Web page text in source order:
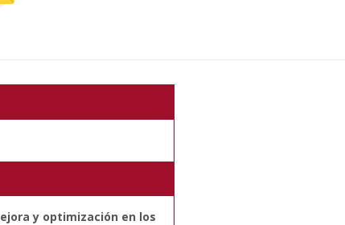
y optimización en los